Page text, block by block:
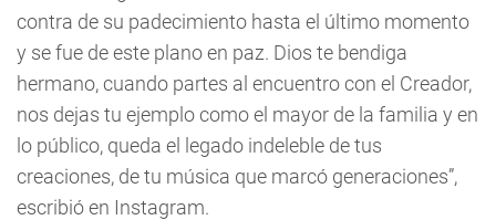
contra de su padecimiento hasta el último momento
y se fue de este plano en paz. Dios te bendiga
hermano, cuando partes al encuentro con el Creador,
nos dejas tu ejemplo como el mayor de la familia y en
lo público, queda el legado indeleble de tus
creaciones, de tu música que marcó generaciones”,
escribió en Instagram.